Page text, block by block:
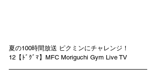
夏の100時間放送 ピクミンにチャレンジ！
12【ﾄﾞｸﾞﾏ】MFC Moriguchi Gym Live TV